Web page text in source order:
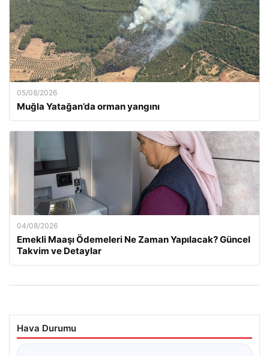
05/08/2026
Muğla Yatağan’da orman yangını
04/08/2026
Emekli Maaşı Ödemeleri Ne Zaman Yapılacak? Güncel
Takvim ve Detaylar
Hava Durumu